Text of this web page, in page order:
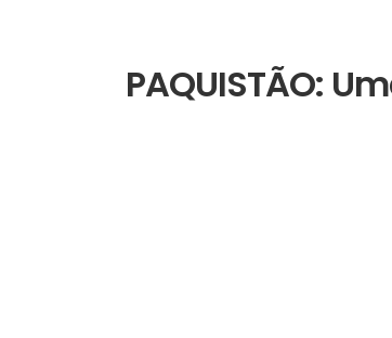
PAQUISTÃO: